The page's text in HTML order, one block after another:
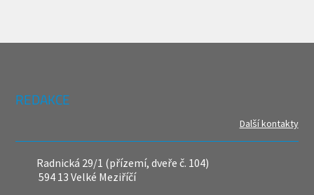
REDAKCE
Další kontakty
Radnická 29/1 (přízemí, dveře č. 104)
594 13 Velké Meziříčí